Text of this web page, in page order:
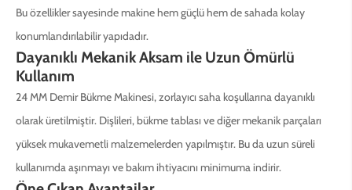
Bu özellikler sayesinde makine hem güçlü hem de sahada kolay
konumlandırılabilir yapıdadır.
Dayanıklı Mekanik Aksam ile Uzun Ömürlü
Kullanım
24 MM Demir Bükme Makinesi, zorlayıcı saha koşullarına dayanıklı
olarak üretilmiştir. Dişlileri, bükme tablası ve diğer mekanik parçaları
yüksek mukavemetli malzemelerden yapılmıştır. Bu da uzun süreli
kullanımda aşınmayı ve bakım ihtiyacını minimuma indirir.